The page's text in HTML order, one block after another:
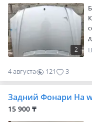
2
4 августа 121 3
Задний Фонари На
15 900 ₸